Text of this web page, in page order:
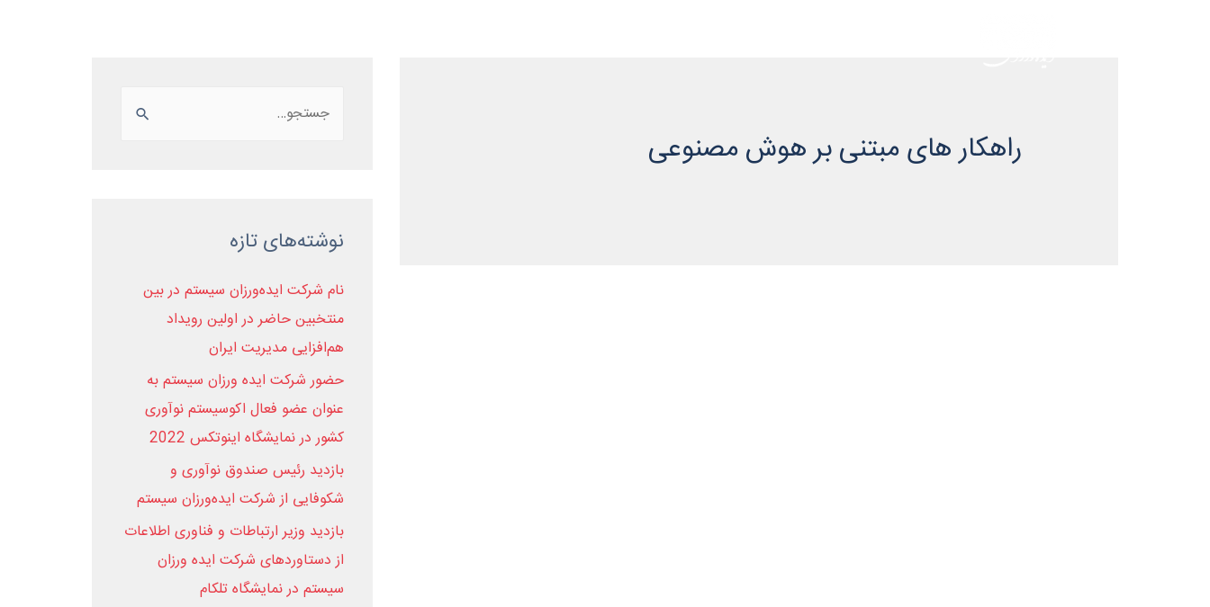
راهکار های مبتنی بر هوش مصنوعی
نوشته‌های تازه
نام شرکت ایده‌ورزان سیستم در بین
منتخبین حاضر در اولین رویداد
هم‌افزایی مدیریت ایران
حضور شرکت ایده ورزان سیستم به
عنوان عضو فعال اکوسیستم نوآوری
کشور در نمایشگاه اینوتکس 2022
بازدید رئیس صندوق نوآوری و
شکوفایی از شرکت ایده‌ورزان سیستم
بازدید وزیر ارتباطات و فناوری اطلاعات
از دستاوردهای شرکت ایده ورزان
سیستم در نمایشگاه تلکام